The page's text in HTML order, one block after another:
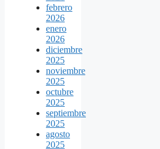
febrero
2026
enero
2026
diciembre
2025
noviembre
2025
octubre
2025
septiembre
2025
agosto
2025